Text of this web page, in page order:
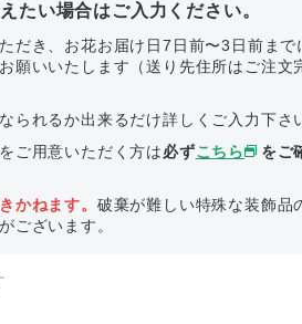
たい場合はご入力ください。
だき、お花お届け日7日前〜3日前まで
願いいたします（送り先住所はご注文
られるか出来るだけ詳しくご入力下さ
ご用意いただく方は必ずこちら
をご
かねます。 破棄が難しい特殊な装飾品
ございます。